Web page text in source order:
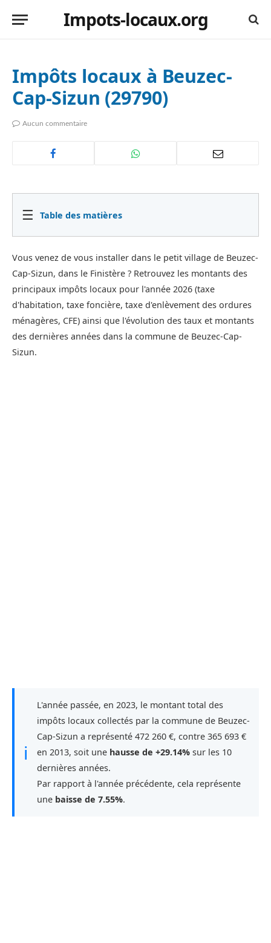
Impots-locaux.org
Impôts locaux à Beuzec-
Cap-Sizun (29790)
Aucun commentaire
☰ Table des matières
Vous venez de vous installer dans le petit village de Beuzec-
Cap-Sizun, dans le Finistère ? Retrouvez les montants des
principaux impôts locaux pour l'année 2026 (taxe
d'habitation, taxe foncière, taxe d'enlèvement des ordures
ménagères, CFE) ainsi que l'évolution des taux et montants
des dernières années dans la commune de Beuzec-Cap-
Sizun.
ℹ
L'année passée, en 2023, le montant total des
impôts locaux collectés par la commune de Beuzec-
Cap-Sizun a représenté 472 260 €, contre 365 693 €
en 2013, soit une hausse de +29.14% sur les 10
dernières années.
Par rapport à l'année précédente, cela représente
une baisse de 7.55%.